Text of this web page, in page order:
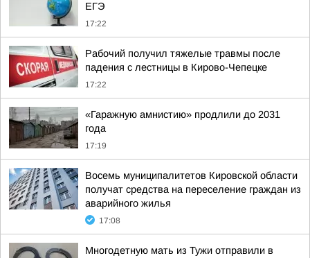
ЕГЭ
17:22
Рабочий получил тяжелые травмы после
падения с лестницы в Кирово-Чепецке
17:22
«Гаражную амнистию» продлили до 2031
года
17:19
Восемь муниципалитетов Кировской области
получат средства на переселение граждан из
аварийного жилья
17:08
Многодетную мать из Тужи отправили в